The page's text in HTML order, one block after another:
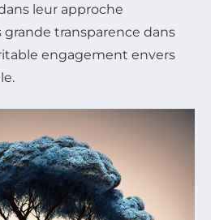
leur approche
transparence dans
engagement envers